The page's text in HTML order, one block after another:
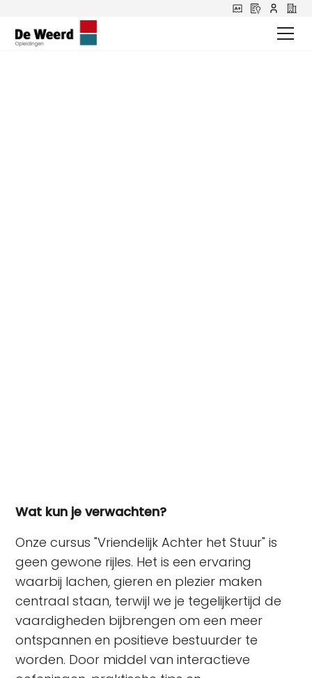
Wat kun je verwachten?
Onze cursus "Vriendelijk Achter het Stuur" is
geen gewone rijles. Het is een ervaring
waarbij lachen, gieren en plezier maken
centraal staan, terwijl we je tegelijkertijd de
vaardigheden bijbrengen om een meer
ontspannen en positieve bestuurder te
worden. Door middel van interactieve